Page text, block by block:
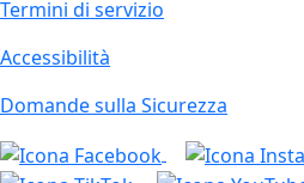
Termini di servizio
Accessibilità
Domande sulla Sicurezza